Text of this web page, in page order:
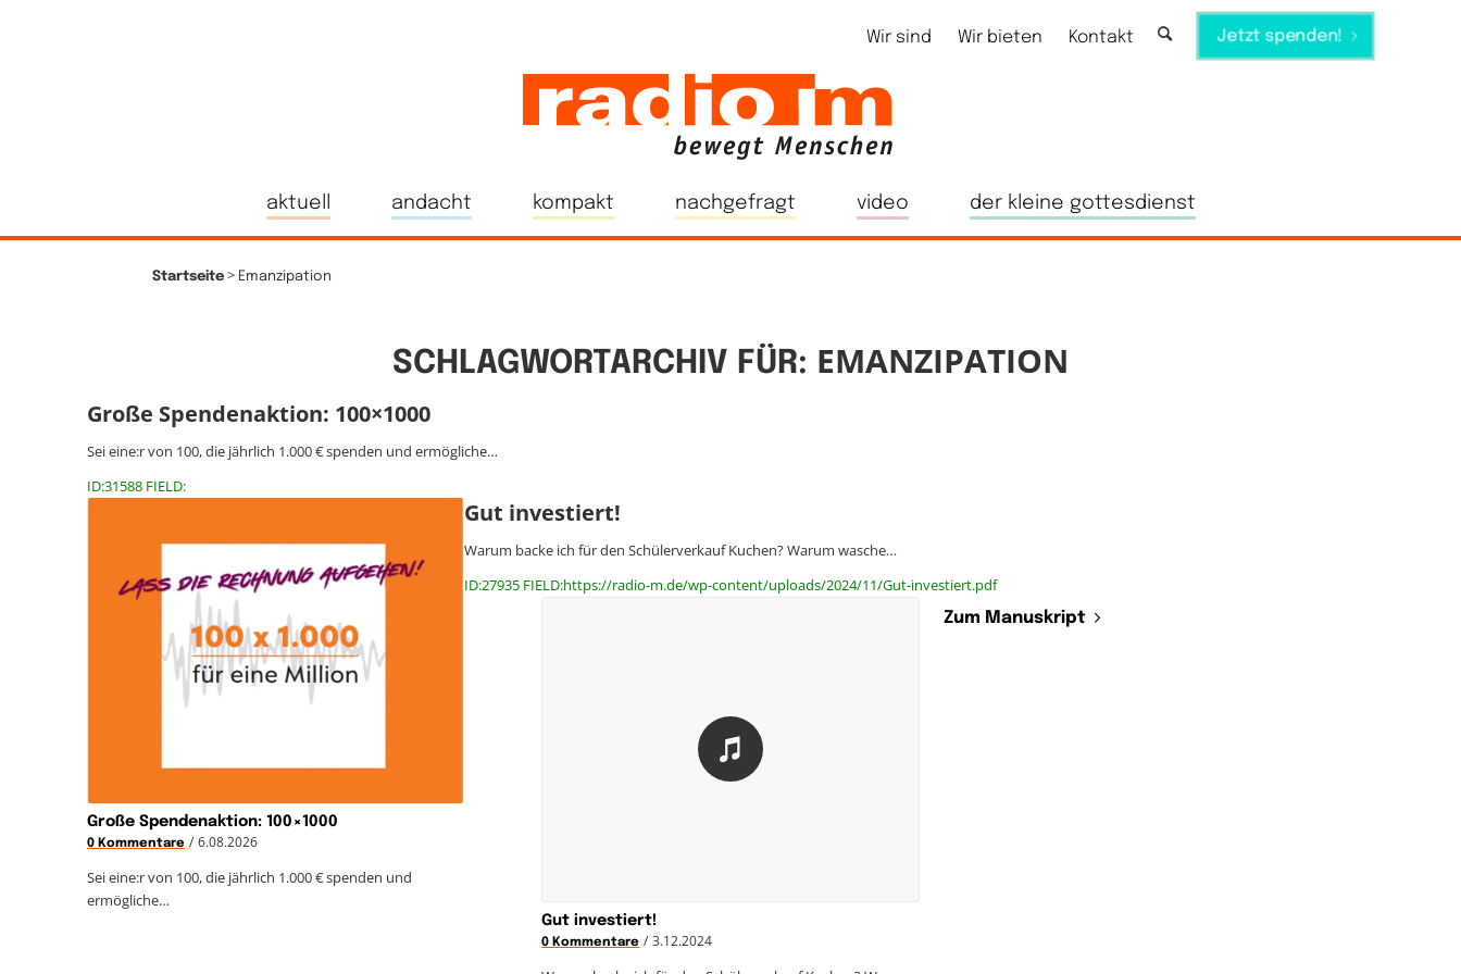
Wir sind Wir bieten Kontakt Jetzt spenden!
aktuell andacht kompakt nachgefragt video der kleine gottesdienst
Startseite > Emanzipation
SCHLAGWORTARCHIV FÜR: EMANZIPATION
Große Spendenaktion: 100×1000
Sei eine:r von 100, die jährlich 1.000 € spenden und ermögliche…
ID:31588 FIELD:
Große Spendenaktion: 100×1000
0 Kommentare / 6.08.2026
Sei eine:r von 100, die jährlich 1.000 € spenden und
ermögliche…
Gut investiert!
Warum backe ich für den Schülerverkauf Kuchen? Warum wasche…
ID:27935 FIELD:https://radio-m.de/wp-content/uploads/2024/11/Gut-investiert.pdf
Zum Manuskript
Gut investiert!
0 Kommentare / 3.12.2024